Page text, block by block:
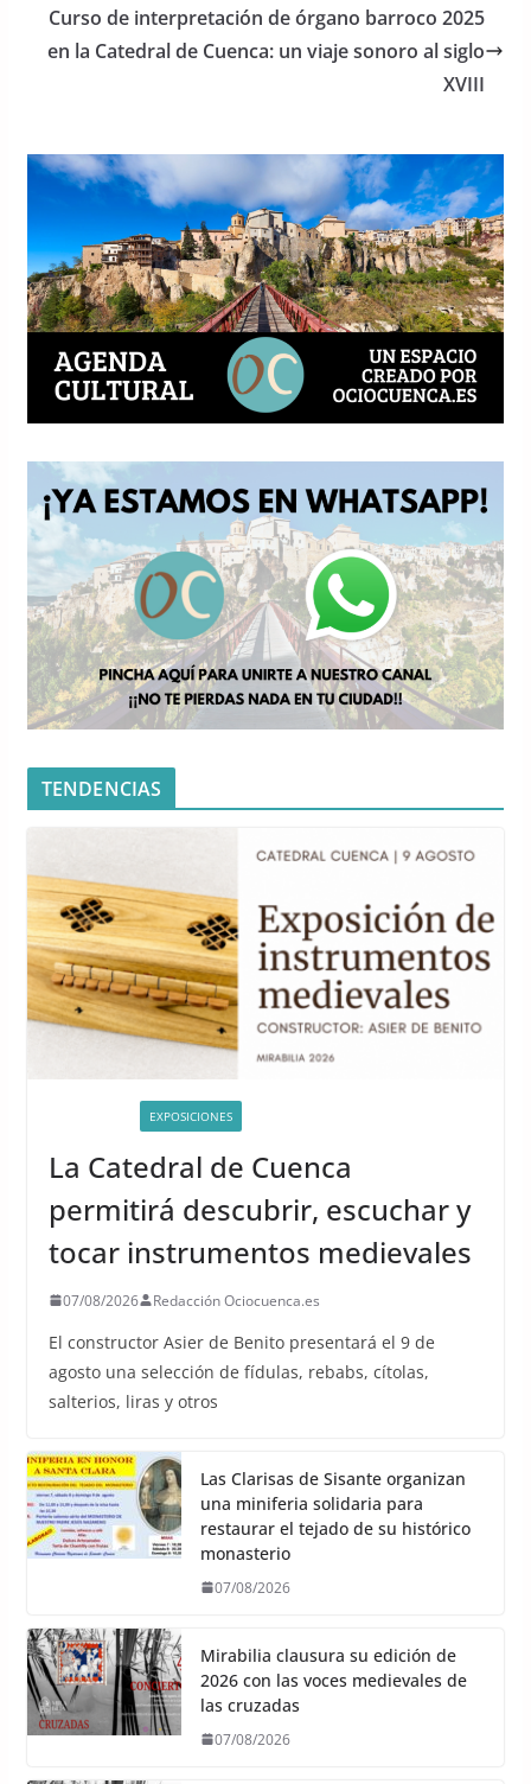
o
o
p
p
Curso de interpretación de órgano barroco 2025
en la Catedral de Cuenca: un viaje sonoro al siglo
XVIII
TENDENCIAS
EXPOSICIONES
La Catedral de Cuenca
permitirá descubrir, escuchar y
tocar instrumentos medievales
07/08/2026 Redacción Ociocuenca.es
El constructor Asier de Benito presentará el 9 de
agosto una selección de fídulas, rebabs, cítolas,
salterios, liras y otros
Las Clarisas de Sisante organizan
una miniferia solidaria para
restaurar el tejado de su histórico
monasterio
07/08/2026
Mirabilia clausura su edición de
2026 con las voces medievales de
las cruzadas
07/08/2026